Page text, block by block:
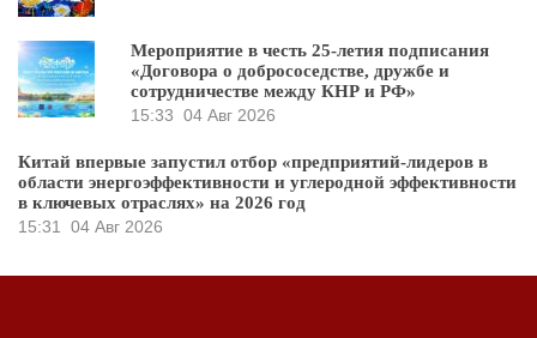
Мероприятие в честь 25-летия подписания
«Договора о добрососедстве, дружбе и
сотрудничестве между КНР и РФ»
15:33 04 Авг 2026
Китай впервые запустил отбор «предприятий-лидеров в
области энергоэффективности и углеродной эффективности
в ключевых отраслях» на 2026 год
15:31
04 Авг 2026